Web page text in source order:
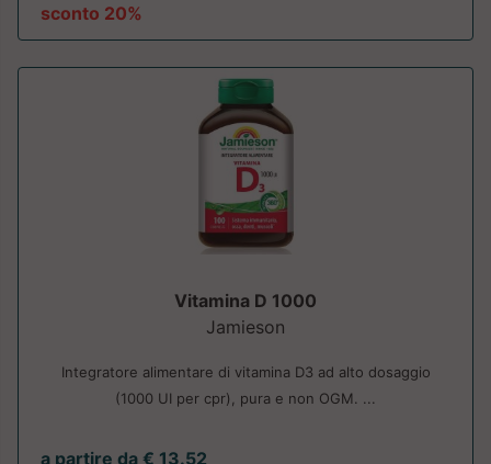
sconto 20%
Vitamina D 1000
Jamieson
Integratore alimentare di vitamina D3 ad alto dosaggio
(1000 UI per cpr), pura e non OGM. ...
a partire da € 13.52